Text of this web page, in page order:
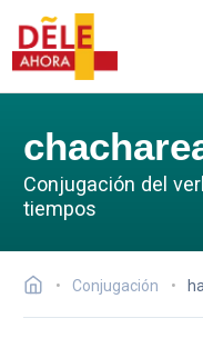
Conjugación del
tiempos
Conjugación